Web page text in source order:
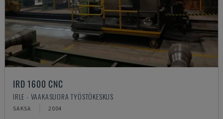
IRD 1600 CNC
IRLE - VAAKASUORA TYÖSTÖKESKUS
SAKSA 2004